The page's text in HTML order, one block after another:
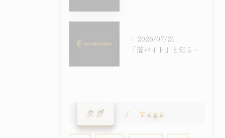
2026/07/21
「闇バイト」と知らずに受け子に――外国人留学生の詐欺事件が急増しています
タグ Tags